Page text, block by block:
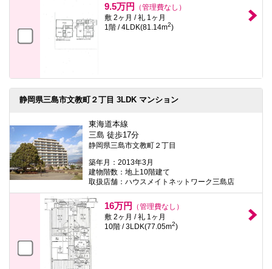
9.5万円
（管理費なし）
敷 2ヶ月 / 礼 1ヶ月
1階 / 4LDK(81.14m2)
静岡県三島市文教町２丁目 3LDK マンション
東海道本線
三島 徒歩17分
静岡県三島市文教町２丁目
築年月：2013年3月
建物階数：地上10階建て
取扱店舗：ハウスメイトネットワーク三島店
16万円
（管理費なし）
敷 2ヶ月 / 礼 1ヶ月
10階 / 3LDK(77.05m2)